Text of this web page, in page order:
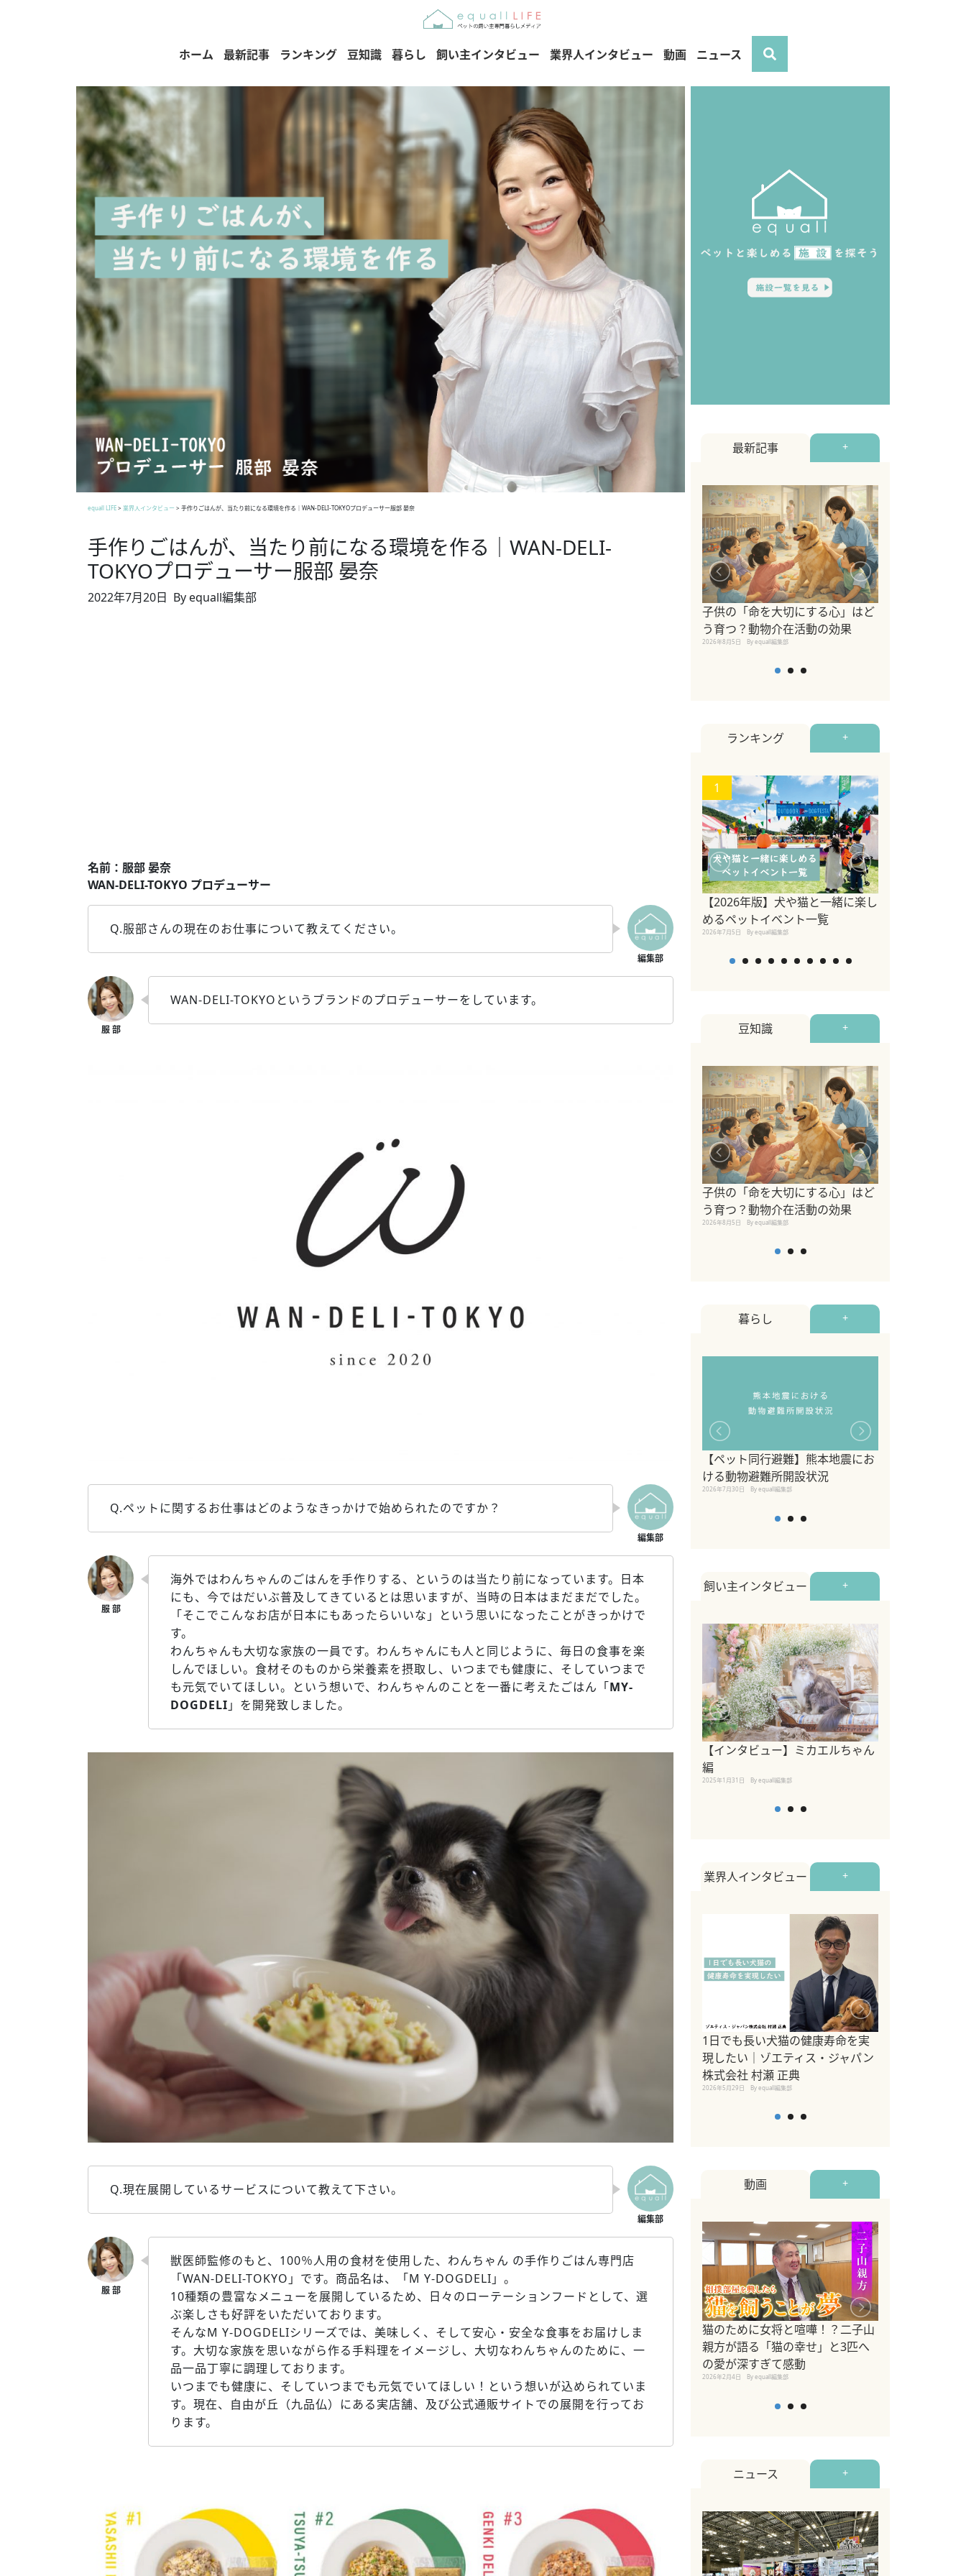
ホーム 最新記事 ランキング 豆知識 暮らし 飼い主インタビュー 業界人インタビュー 動画 ニュース
equall LIFE> 業界人インタビュー > 手作りごはんが、当たり前になる環境を作る｜WAN-DELI-TOKYOプロデューサー服部 晏奈
手作りごはんが、当たり前になる環境を作る｜WAN-DELI-
TOKYOプロデューサー服部 晏奈
2022年7月20日 By equall編集部
名前：服部 晏奈
WAN-DELI-TOKYO プロデューサー
Q.服部さんの現在のお仕事について教えてください。
WAN-DELI-TOKYOというブランドのプロデューサーをしています。
Q.ペットに関するお仕事はどのようなきっかけで始められたのですか？
海外ではわんちゃんのごはんを手作りする、というのは当たり前になっています。日本
にも、今ではだいぶ普及してきているとは思いますが、当時の日本はまだまだでした。
「そこでこんなお店が日本にもあったらいいな」という思いになったことがきっかけで
す。
わんちゃんも大切な家族の一員です。わんちゃんにも人と同じように、毎日の食事を楽
しんでほしい。食材そのものから栄養素を摂取し、いつまでも健康に、そしていつまで
も元気でいてほしい。という想いで、わんちゃんのことを一番に考えたごはん「MY-
DOGDELI 」を開発致しました。
Q.現在展開しているサービスについて教えて下さい。
獣医師監修のもと、100％人用の食材を使用した、わんちゃん の手作りごはん専門店
「WAN-DELI-TOKYO」です。商品名は、「M Y-DOGDELI」。
10種類の豊富なメニューを展開しているため、日々のローテーションフードとして、選
ぶ楽しさも好評をいただいております。
そんなM Y-DOGDELIシリーズでは、美味しく、そして安心・安全な食事をお届けしま
す。大切な家族を思いながら作る手料理をイメージし、大切なわんちゃんのために、一
品一品丁寧に調理しております。
いつまでも健康に、そしていつまでも元気でいてほしい！という想いが込められていま
す。現在、自由が丘（九品仏）にある実店舗、及び公式通販サイトでの展開を行ってお
ります。
最新記事 +
子供の「命を大切にする心」はど
う育つ？動物介在活動の効果
2026年8月5日 By equall編集部
ランキング +
1
【2026年版】犬や猫と一緒に楽し
めるペットイベント一覧
2026年7月5日 By equall編集部
豆知識 +
子供の「命を大切にする心」はど
う育つ？動物介在活動の効果
2026年8月5日 By equall編集部
暮らし +
【ペット同行避難】熊本地震にお
ける動物避難所開設状況
2026年7月30日 By equall編集部
飼い主インタビュー +
【インタビュー】ミカエルちゃん
編
2025年1月31日 By equall編集部
業界人インタビュー +
1日でも長い犬猫の健康寿命を実
現したい｜ゾエティス・ジャパン
株式会社 村瀬 正典
2026年5月29日 By equall編集部
動画 +
猫のために女将と喧嘩！？二子山
親方が語る「猫の幸せ」と3匹へ
の愛が深すぎて感動
2026年2月4日 By equall編集部
ニュース +